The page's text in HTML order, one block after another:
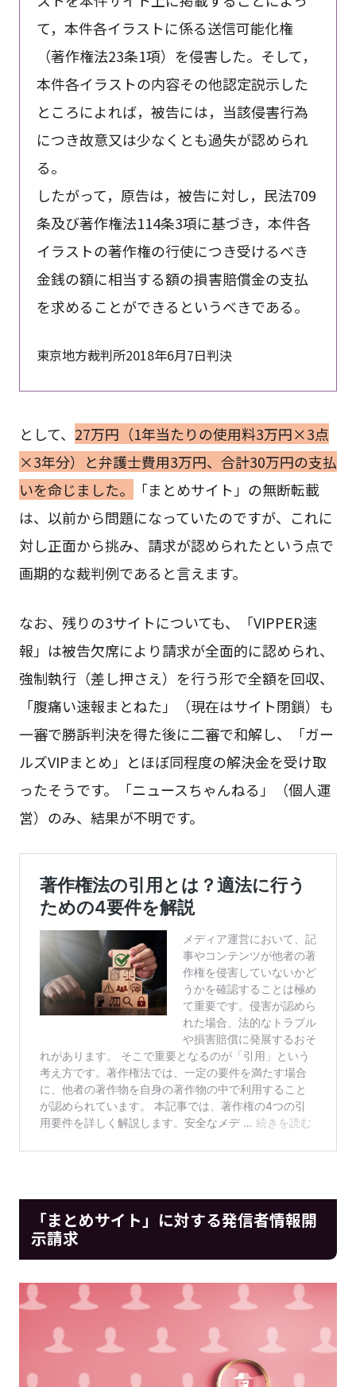
て，本件各イラストに係る送信可能化権
（著作権法23条1項）を侵害した。そして，
本件各イラストの内容その他認定説示した
ところによれば，被告には，当該侵害行為
につき故意又は少なくとも過失が認められ
る。
したがって，原告は，被告に対し，民法709
条及び著作権法114条3項に基づき，本件各
イラストの著作権の行使につき受けるべき
金銭の額に相当する額の損害賠償金の支払
を求めることができるというべきである。
東京地方裁判所2018年6月7日判決
として、 27万円（1年当たりの使用料3万円×3点
×3年分）と弁護士費用3万円、合計30万円の支払
いを命じました。
「まとめサイト」の無断転載
は、以前から問題になっていたのですが、これに
対し正面から挑み、請求が認められたという点で
画期的な裁判例であると言えます。
なお、残りの3サイトについても、「VIPPER速
報」は被告欠席により請求が全面的に認められ、
強制執行（差し押さえ）を行う形で全額を回収、
「腹痛い速報まとねた」（現在はサイト閉鎖）も
一審で勝訴判決を得た後に二審で和解し、「ガー
ルズVIPまとめ」とほぼ同程度の解決金を受け取
ったそうです。「ニュースちゃんねる」（個人運
営）のみ、結果が不明です。
「まとめサイト」に対する発信者情報開
示請求